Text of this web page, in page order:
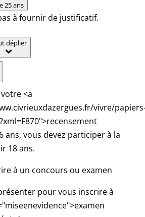
25 ans
à fournir de justificatif.
déplier
<a
vivre/
ans, vous devez participer à la
18 ans.
à un concours ou examen
pour vous inscrire à